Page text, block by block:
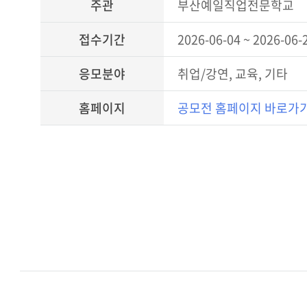
주관
부산예일직업전문학교
접수기간
2026-06-04 ~ 2026-06-
응모분야
취업/강연, 교육, 기타
홈페이지
공모전 홈페이지 바로가